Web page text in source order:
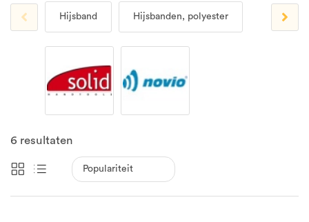
Hijsband Hijsbanden, polyester
6 resultaten